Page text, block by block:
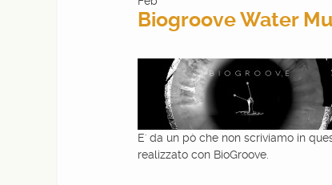
Biogroove Water
E' da un pò che non scriviamo in
realizzato con BioGroove.